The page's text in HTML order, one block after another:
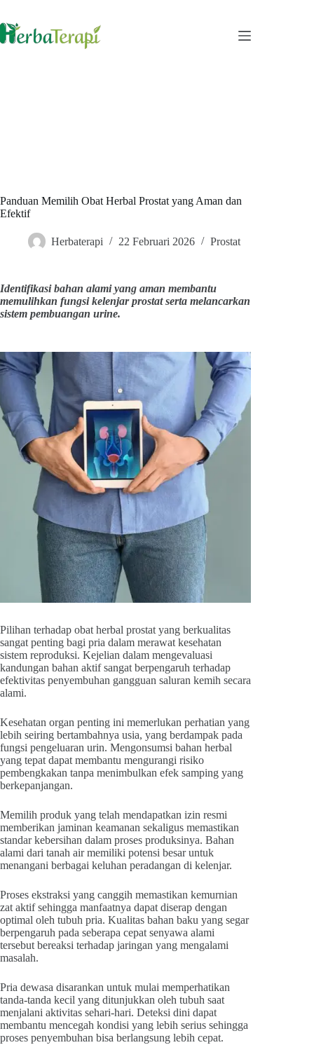
content
Panduan Memilih Obat Herbal Prostat yang Aman dan
Efektif
Herbaterapi 22 Februari 2026 Prostat
Identifikasi bahan alami yang aman membantu
memulihkan fungsi kelenjar prostat serta melancarkan
sistem pembuangan urine.
Pilihan terhadap obat herbal prostat yang berkualitas
sangat penting bagi pria dalam merawat kesehatan
sistem reproduksi. Kejelian dalam mengevaluasi
kandungan bahan aktif sangat berpengaruh terhadap
efektivitas penyembuhan gangguan saluran kemih secara
alami.
Kesehatan organ penting ini memerlukan perhatian yang
lebih seiring bertambahnya usia, yang berdampak pada
fungsi pengeluaran urin. Mengonsumsi bahan herbal
yang tepat dapat membantu mengurangi risiko
pembengkakan tanpa menimbulkan efek samping yang
berkepanjangan.
Memilih produk yang telah mendapatkan izin resmi
memberikan jaminan keamanan sekaligus memastikan
standar kebersihan dalam proses produksinya. Bahan
alami dari tanah air memiliki potensi besar untuk
menangani berbagai keluhan peradangan di kelenjar.
Proses ekstraksi yang canggih memastikan kemurnian
zat aktif sehingga manfaatnya dapat diserap dengan
optimal oleh tubuh pria. Kualitas bahan baku yang segar
berpengaruh pada seberapa cepat senyawa alami
tersebut bereaksi terhadap jaringan yang mengalami
masalah.
Pria dewasa disarankan untuk mulai memperhatikan
tanda-tanda kecil yang ditunjukkan oleh tubuh saat
menjalani aktivitas sehari-hari. Deteksi dini dapat
membantu mencegah kondisi yang lebih serius sehingga
proses penyembuhan bisa berlangsung lebih cepat.